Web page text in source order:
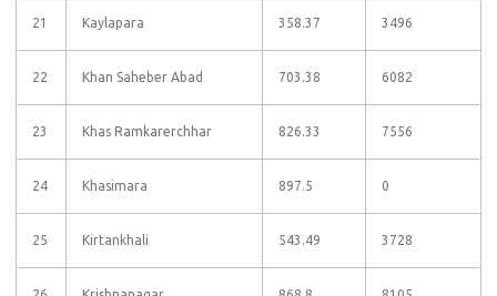
21 Kaylapara 358.37 3496
22 Khan Saheber Abad 703.38 6082
23 Khas Ramkarerchhar 826.33 7556
24 Khasimara 897.5 0
25 Kirtankhali 543.49 3728